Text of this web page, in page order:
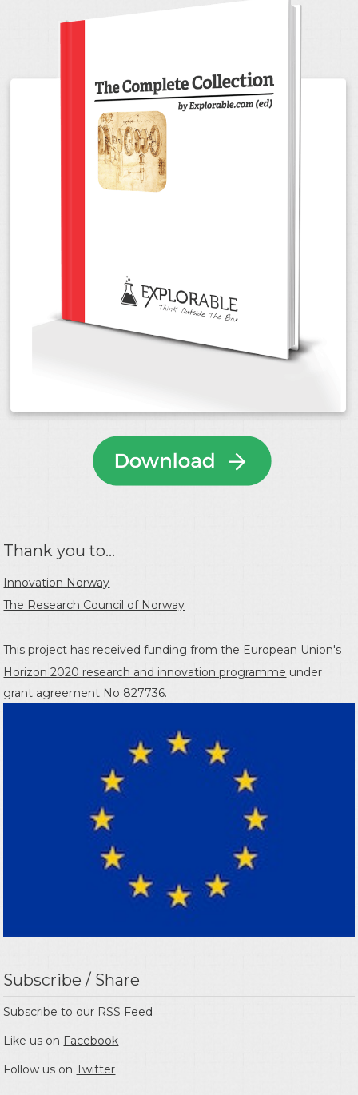
Thank you to...
Innovation Norway
The Research Council of Norway
This project has received funding from the European Union's
Horizon 2020 research and innovation programme under
grant agreement No 827736.
Subscribe / Share
Subscribe to our RSS Feed
Like us on Facebook
Follow us onTwitter